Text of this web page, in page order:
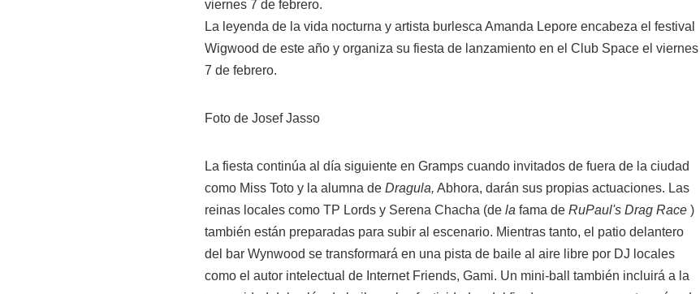
La leyenda de la vida nocturna y artista burlesca Amanda Lepore encabeza el festival
Wigwood de este año y organiza su fiesta de lanzamiento en el Club Space el viernes
7 de febrero.
Foto de Josef Jasso
La fiesta continúa al día siguiente en Gramps cuando invitados de fuera de la ciudad
como Miss Toto y la alumna de Dragula, Abhora, darán sus propias actuaciones. Las
reinas locales como TP Lords y Serena Chacha (de la fama de RuPaul's Drag Race )
también están preparadas para subir al escenario. Mientras tanto, el patio delantero
del bar Wynwood se transformará en una pista de baile al aire libre por DJ locales
como el autor intelectual de Internet Friends, Gami. Un mini-ball también incluirá a la